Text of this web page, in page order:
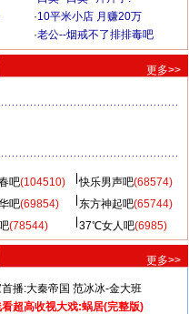
·10平米小店 月赚20万
·老公--烟戒不了排排毒吧
更多>>
吧(104510) 快乐男声吧(68574)
吧(69854) 东方神起吧(65744)
(78544) 37℃女人吧(6985)
更多>>
播:大秦帝国 范冰冰-金大班
超高收视大戏:蜗居(完整版)